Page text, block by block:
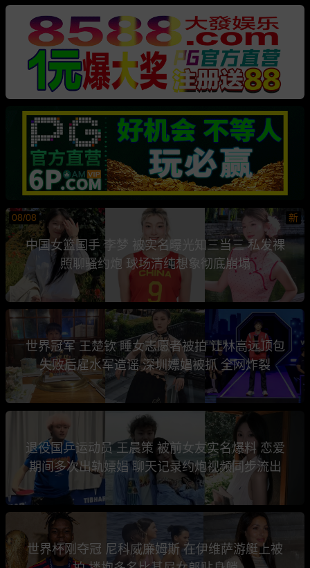
08/08 新
中国女篮国手 李梦 被实名曝光知三当三 私发裸
照聊骚约炮 球场清纯想象彻底崩塌
世界冠军 王楚钦 睡女志愿者被拍 让林高远顶包
失败后雇水军造谣 深圳嫖娼被抓 全网炸裂
退役国乒运动员 王晨策 被前女友实名爆料 恋爱
期间多次出轨嫖娼 聊天记录约炮视频同步流出
世界杯刚夺冠 尼科威廉姆斯 在伊维萨游艇上被